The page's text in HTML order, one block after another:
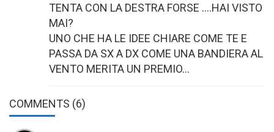
TENTA CON LA DESTRA FORSE ….HAI VISTO
MAI?
UNO CHE HA LE IDEE CHIARE COME TE E
PASSA DA SX A DX COME UNA BANDIERA AL
VENTO MERITA UN PREMIO…
COMMENTS (6)